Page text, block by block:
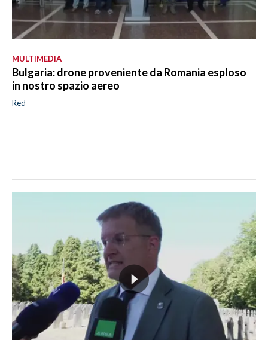
MULTIMEDIA
Bulgaria: drone proveniente da Romania esploso
in nostro spazio aereo
Red